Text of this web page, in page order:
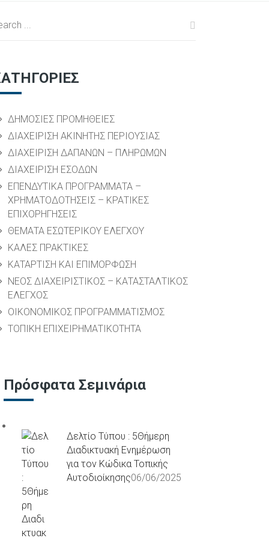
ΔΗΜΟΣΙΕΣ ΠΡΟΜΗΘΕΙΕΣ
ΔΙΑΧΕΙΡΙΣΗ ΑΚΙΝΗΤΗΣ ΠΕΡΙΟΥΣΙΑΣ
ΔΙΑΧΕΙΡΙΣΗ ΔΑΠΑΝΩΝ – ΠΛΗΡΩΜΩΝ
ΔΙΑΧΕΙΡΙΣΗ ΕΣΟΔΩΝ
ΕΠΕΝΔΥΤΙΚΑ ΠΡΟΓΡΑΜΜΑΤΑ –
ΧΡΗΜΑΤΟΔΟΤΗΣΕΙΣ – ΚΡΑΤΙΚΕΣ
ΕΠΙΧΟΡΗΓΗΣΕΙΣ
ΘΕΜΑΤΑ ΕΣΩΤΕΡΙΚΟΥ ΕΛΕΓΧΟΥ
ΚΑΛΕΣ ΠΡΑΚΤΙΚΕΣ
ΚΑΤΑΡΤΙΣΗ ΚΑΙ ΕΠΙΜΟΡΦΩΣΗ
ΝΕΟΣ ΔΙΑΧΕΙΡΙΣΤΙΚΟΣ – ΚΑΤΑΣΤΑΛΤΙΚΟΣ
ΕΛΕΓΧΟΣ
ΟΙΚΟΝΟΜΙΚΟΣ ΠΡΟΓΡΑΜΜΑΤΙΣΜΟΣ
ΤΟΠΙΚΗ ΕΠΙΧΕΙΡΗΜΑΤΙΚΟΤΗΤΑ
Πρόσφατα Σεμινάρια
Δελτίο Τύπου : 5Θήμερη
Διαδικτυακή Ενημέρωση
για τον Κώδικα Τοπικής
Αυτοδιοίκησης06/06/2025